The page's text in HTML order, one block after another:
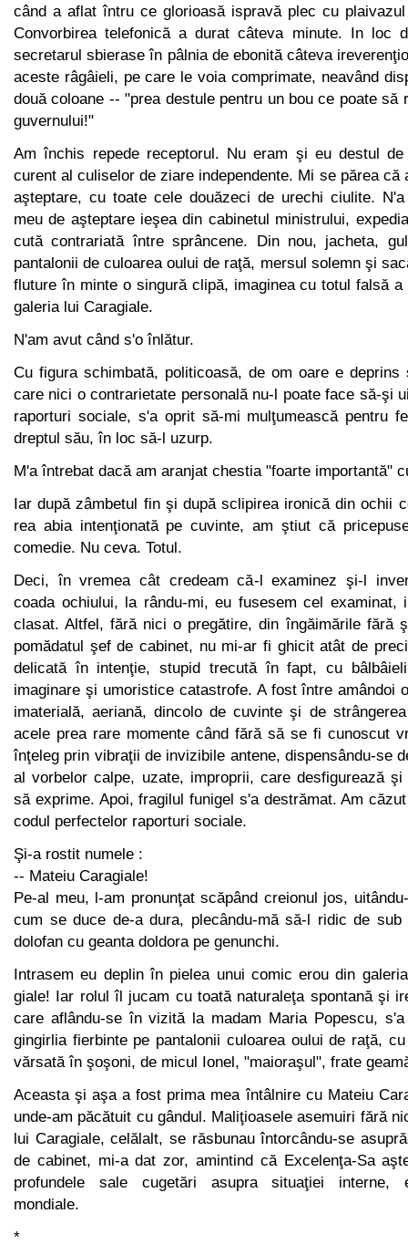
când a aflat întru ce glorioasă ispravă plec cu
Convorbirea telefonică a durat câteva minute. In loc
secretarul sbierase în pâlnia de ebonită câteva
aceste râgâieli, pe care le voia comprimate, neavând
două coloane -- "prea destule pentru un bou ce poate să
gu­vernului!"
Am închis repede receptorul. Nu eram şi eu destul
curent al culiselor de ziare independente. Mi se părea că
aştep­tare, cu toate cele douăzeci de urechi ciulite.
meu de aştep­tare ieşea din cabinetul ministrului,
cută contrariată între sprâncene. Din nou, jacheta,
pantalonii de culoarea oului de raţă, mersul solemn şi
fluture în minte o singură clipă, imaginea cu totul falsă a
galeria lui Caragiale.
N'am avut când s'o înlătur.
Cu figura schimbată, politicoasă, de om oare e
care nici o contrarietate personală nu-l poate face să-şi
raporturi sociale, s'a oprit să-mi mulţumească pentru
dreptul său, în loc să-l uzurp.
M'a întrebat dacă am aranjat chestia "foarte importantă"
Iar după zâmbetul fin şi după sclipirea ironică din ochii
rea abia intenţionată pe cuvinte, am ştiut că
comedie. Nu ceva. Totul.
Deci, în vremea cât credeam că-l examinez şi-l
coada ochiului, la rându-mi, eu fusesem cel examinat,
clasat. Altfel, fără nici o pregătire, din îngăimările fără
pomădatul şef de cabinet, nu mi-ar fi ghicit atât de
delicată în intenţie, stupid trecută în fapt, cu
imaginare şi umoristice catas­trofe. A fost între amândoi
imaterială, aeriană, dincolo de cu­vinte şi de
acele prea rare momente când fără să se fi cunoscut
înţeleg prin vibraţii de invizibile antene, dispensându-se
al vorbelor calpe, uzate, improprii, care desfigurează
să exprime. Apoi, fragilul funigel s'a destrămat. Am
codul perfectelor raporturi sociale.
Şi-a rostit numele :
-- Mateiu Caragiale!
Pe-al meu, l-am pronunţat scăpând creionul jos,
cum se duce de-a dura, plecându-mă să-l ridic de sub
dolofan cu geanta doldora pe genunchi.
Intrasem eu deplin în pielea unui comic erou din
giale! Iar rolul îl jucam cu toată naturaleţa spontană şi
care aflându-se în vizită la madam Maria Popescu,
gingirlia fier­binte pe pantalonii culoarea oului de raţă,
vărsată în şoşoni, de micul Ionel, "maioraşul", frate
Aceasta şi aşa a fost prima mea întâlnire cu Mateiu
unde-am păcătuit cu gândul. Maliţioasele asemuiri fără
lui Caragiale, celălalt, se răsbunau întorcându-se
de cabinet, mi-a dat zor, amintind că Excelenţa-Sa
profundele sale cu­getări asupra situaţiei interne,
mondiale.
*